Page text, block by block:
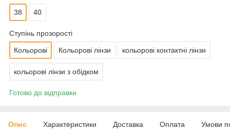
38 40
Ступінь прозорості
Кольорові Кольорові лінзи кольорові контактні лінзи
кольорові лінзи з обідком
Готово до відправки
Опис Характеристики Доставка Оплата Умови